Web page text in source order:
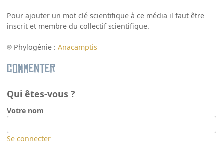
Pour ajouter un mot clé scientifique à ce média il faut être
inscrit et membre du collectif scientifique.
Phylogénie :Anacamptis
Commenter
Qui êtes-vous ?
Votre nom
Se connecter